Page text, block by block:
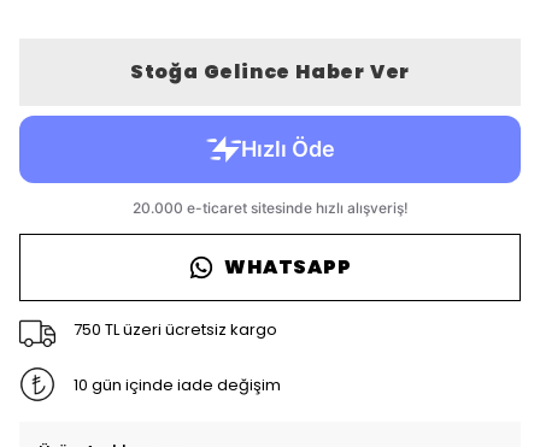
Stoğa Gelince Haber Ver
WHATSAPP
750 TL üzeri ücretsiz kargo
10 gün içinde iade değişim